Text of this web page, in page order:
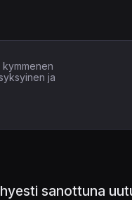
ja
sanottuna